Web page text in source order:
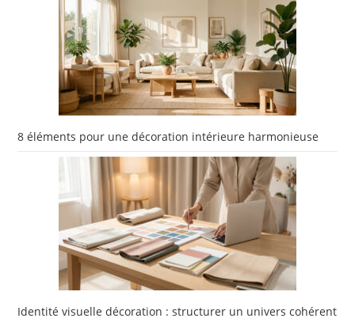
8 éléments pour une décoration intérieure harmonieuse
Identité visuelle décoration : structurer un univers cohérent